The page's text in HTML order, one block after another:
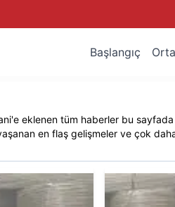
Başlangıç
'e eklenen tüm haberler bu sayfada
en flaş gelişmeler ve çok